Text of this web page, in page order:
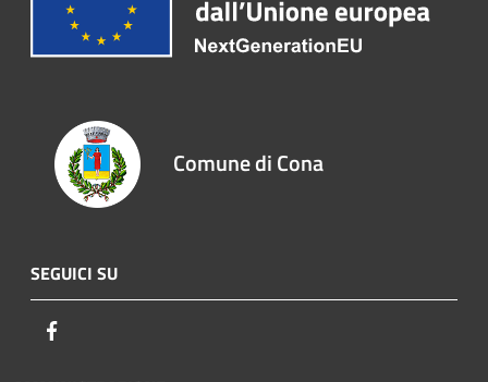
Comune di Cona
SEGUICI SU